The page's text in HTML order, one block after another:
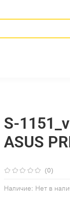
(0)
Наличие: Нет в
S-
ASUS